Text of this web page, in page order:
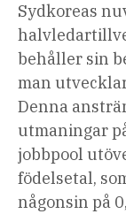
Sydkoreas
behåller sin
man
Denna
utmaningar
jobbpool
födelsetal,
någonsin på